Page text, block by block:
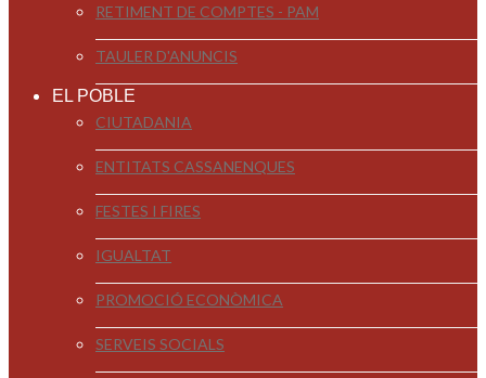
RETIMENT DE COMPTES - PAM
TAULER D'ANUNCIS
EL POBLE
CIUTADANIA
ENTITATS CASSANENQUES
FESTES I FIRES
IGUALTAT
PROMOCIÓ ECONÒMICA
SERVEIS SOCIALS